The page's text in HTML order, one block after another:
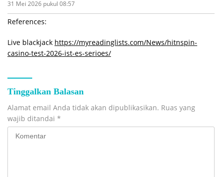
31 Mei 2026 pukul 08:57
References:
Live blackjack https://myreadinglists.com/News/hitnspin-
casino-test-2026-ist-es-serioes/
Tinggalkan Balasan
Alamat email Anda tidak akan dipublikasikan. Ruas yang
wajib ditandai *